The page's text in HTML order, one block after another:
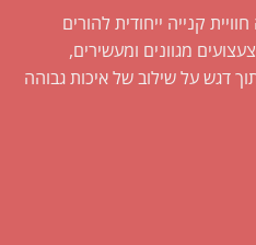
קנייה ייחודית להורים
מגוונים ומעשירים,
דגש על שילוב של איכות גבוהה